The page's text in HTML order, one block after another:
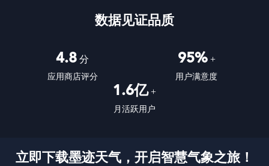
数据见证品质
4.8 分
应用商店评分
95%+
用户满意度
1.6亿+
月活跃用户
立即下载墨迹天气，开启智慧气象之旅！